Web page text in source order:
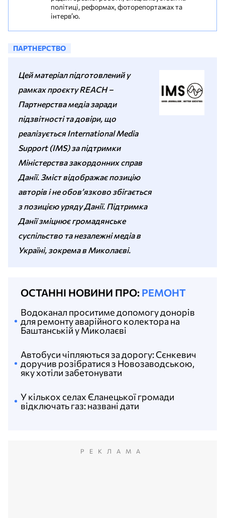
політиці, реформах, фоторепортажах та
інтерв’ю.
ПАРТНЕРСТВО
Цей матеріал підготовлений у
рамках проєкту REACH –
Партнерства медіа заради
підзвітності та довіри, що
реалізується International Media
Support (IMS) за підтримки
Міністерства закордонних справ
Данії. Зміст відображає позицію
авторів і не обов’язково збігається
з позицією уряду Данії. Підтримка
Данії зміцнює громадянське
суспільство та незалежні медіа в
Україні, зокрема в Миколаєві.
ОСТАННІ НОВИНИ ПРО: РЕМОНТ
У кількох селах Єланецької громади
відключать газ: названі дати
Автобуси чіпляються за дорогу: Сєнкевич
доручив розібратися з Новозаводською,
яку хотіли забетонувати
Водоканал проситиме допомогу донорів
для ремонту аварійного колектора на
Баштанській у Миколаєві
РЕКЛАМА